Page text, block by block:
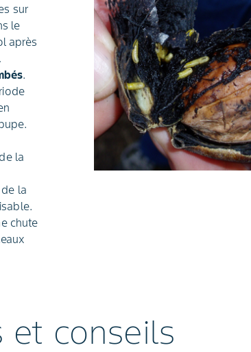
sur
le
après
.
la
la
chute
et conseils